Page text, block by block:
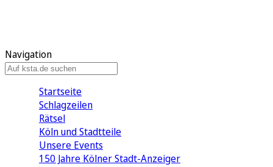
Navigation
Startseite
Schlagzeilen
Rätsel
Köln und Stadtteile
Unsere Events
150 Jahre Kölner Stadt-Anzeiger